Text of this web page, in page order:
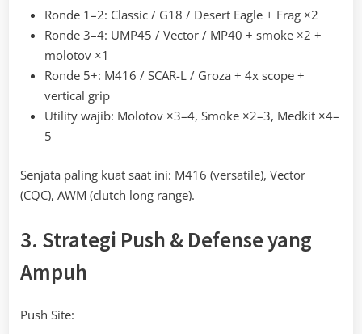
Ronde 1–2: Classic / G18 / Desert Eagle + Frag ×2
Ronde 3–4: UMP45 / Vector / MP40 + smoke ×2 +
molotov ×1
Ronde 5+: M416 / SCAR-L / Groza + 4x scope +
vertical grip
Utility wajib: Molotov ×3–4, Smoke ×2–3, Medkit ×4–
5
Senjata paling kuat saat ini: M416 (versatile), Vector
(CQC), AWM (clutch long range).
3. Strategi Push & Defense yang
Ampuh
Push Site: